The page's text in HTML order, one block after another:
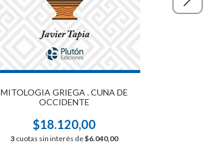
MITOLOGIA GRIEGA . CUNA DE
OCCIDENTE
$18.120,00
3 cuotas sin interés de$6.040,00